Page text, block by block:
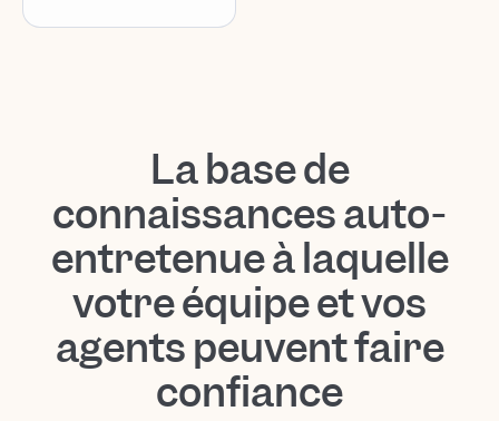
La base de
connaissances auto-
entretenue à laquelle
votre équipe et vos
agents peuvent faire
confiance